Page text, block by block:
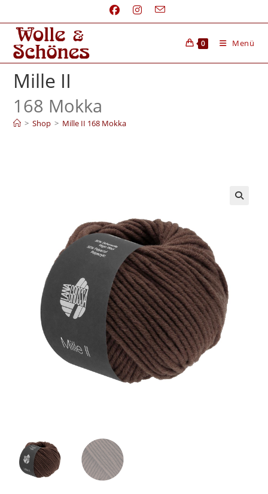
0 Menü
Mille II
168 Mokka
> Shop > Mille II 168 Mokka